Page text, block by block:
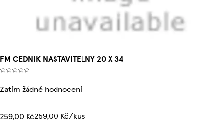
FM CEDNIK NASTAVITELNY 20 X 34
Zatím žádné hodnocení
259,00 Kč259,00 Kč/kus